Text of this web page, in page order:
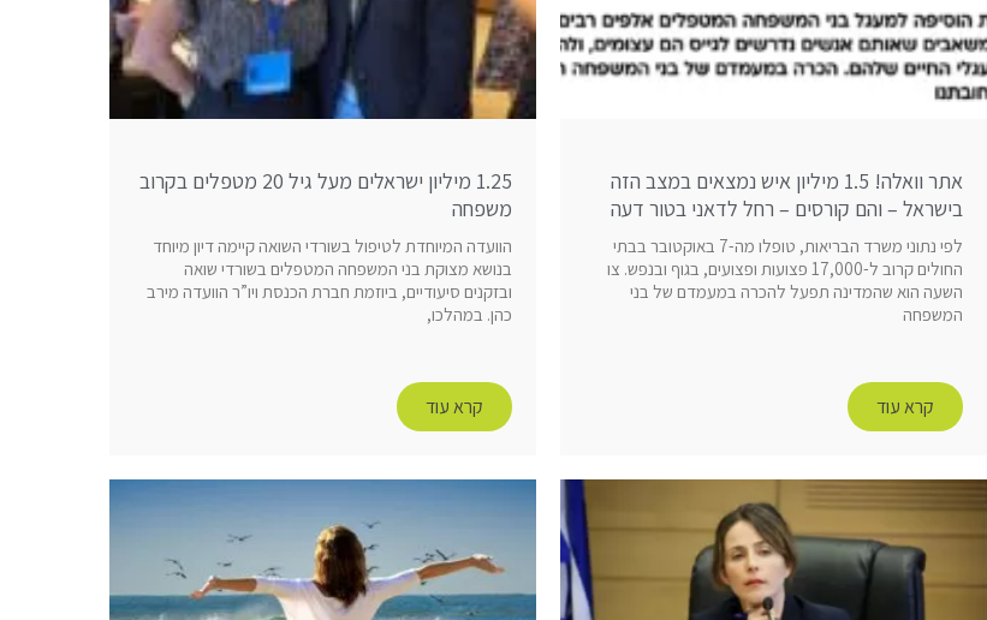
אתר וואלה! 1.5 מיליון איש נמצאים במצב הזה
בישראל – והם קורסים – רחל לדאני בטור דעה
לפי נתוני משרד הבריאות, טופלו מה-7 באוקטובר בבתי
החולים קרוב ל-17,000 פצועות ופצועים, בגוף ובנפש. צו
השעה הוא שהמדינה תפעל להכרה במעמדם של בני
המשפחה
קרא עוד
1.25 מיליון ישראלים מעל גיל 20 מטפלים בקרוב
משפחה
הוועדה המיוחדת לטיפול בשורדי השואה קיימה דיון מיוחד
בנושא מצוקת בני המשפחה המטפלים בשורדי שואה
ובזקנים סיעודיים, ביוזמת חברת הכנסת ויו”ר הוועדה מירב
כהן. במהלכו,
קרא עוד